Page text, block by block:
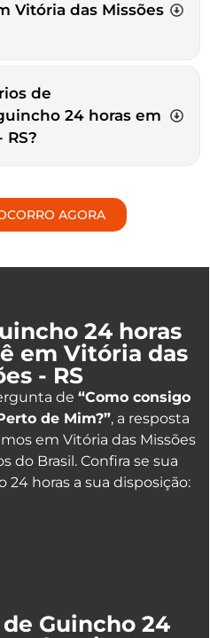
Vitória das Missões
de
24 horas em
RS?
AGORA
24 horas
em Vitória das
- RS
de “Como consigo
de Mim?”, a resposta
em Vitória das Missões
do Brasil. Confira se sua
horas a sua disposição:
Guincho 24